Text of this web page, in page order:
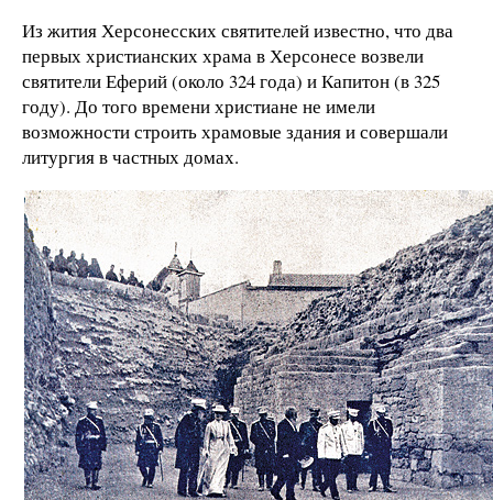
Из жития Херсонесских святителей известно, что два
первых христианских храма в Херсонесе возвели
святители Еферий (около 324 года) и Капитон (в 325
году). До того времени христиане не имели
возможности строить храмовые здания и совершали
литургия в частных домах.